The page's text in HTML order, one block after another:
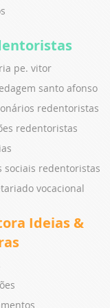
pe. vitor
santo afonso
redentoristas
redentoristas
sociais redentoristas
vocacional
Ideias &